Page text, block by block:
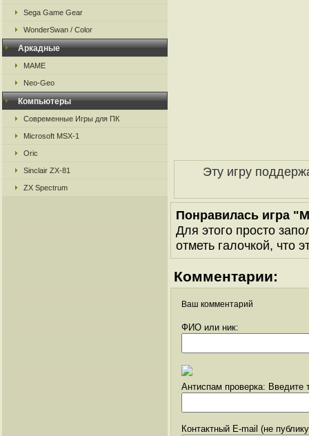
Sega Game Gear
WonderSwan / Color
Аркадные
MAME
Neo-Geo
Компьютеры
Современные Игры для ПК
Microsoft MSX-1
Oric
Sinclair ZX-81
ZX Spectrum
Эту игру
Понравилась игра
Для этого просто
отметь галочкой, что
Комментарии:
Ваш комментарий
ФИО или ник:
Антиспам проверка: Введите
Контактный E-mail (не